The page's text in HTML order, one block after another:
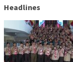
Headlines